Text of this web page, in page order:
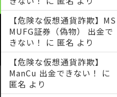
【危険な仮想通貨詐欺】MS
MUFG証券（偽物） 出金で
きない！
に 匿名 より
【危険な仮想通貨詐欺】
ManCu 出金できない！
に
匿名 より